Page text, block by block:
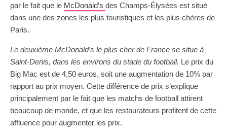
par le fait que le McDonald’s des Champs-Élysées est situé
dans une des zones les plus touristiques et les plus chères de
Paris.
Le deuxième McDonald’s le plus cher de France se situe à
Saint-Denis, dans les environs du stade du football. Le prix du
Big Mac est de 4,50 euros, soit une augmentation de 10% par
rapport au prix moyen. Cette différence de prix s’explique
principalement par le fait que les matchs de football attirent
beaucoup de monde, et que les restaurateurs profitent de cette
affluence pour augmenter les prix.